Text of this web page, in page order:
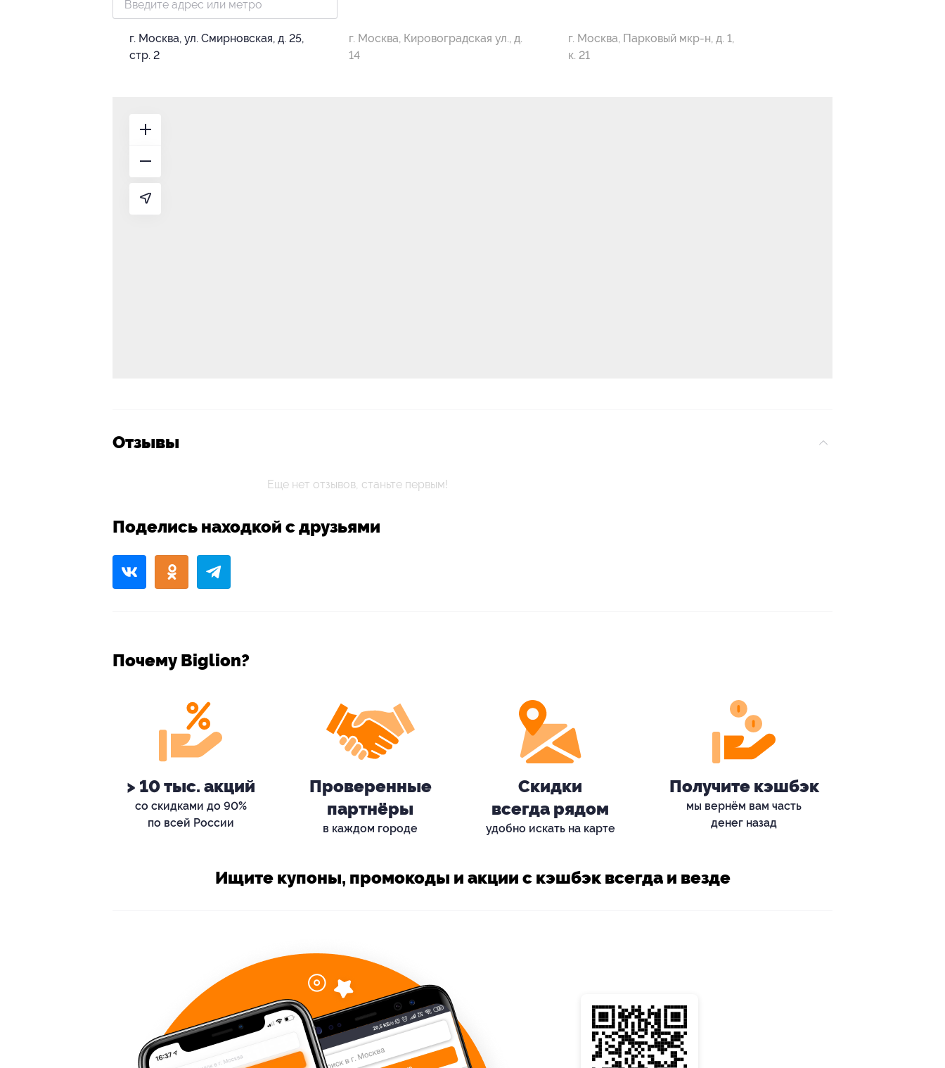
г. Москва, ул. Смирновская, д. 25,
стр. 2
г. Москва, Кировоградская ул., д.
14
г. Москва, Парковый мкр-н, д. 1,
к. 21
Отзывы
Еще нет отзывов, станьте первым!
Поделись находкой с друзьями
Почему Biglion?
> 10 тыс. акций
со скидками до 90%
по всей России
Проверенные
партнёры
в каждом городе
Скидки
всегда рядом
удобно искать на карте
Получите кэшбэк
мы вернём вам часть
денег назад
Ищите купоны, промокоды и акции с кэшбэк всегда и везде